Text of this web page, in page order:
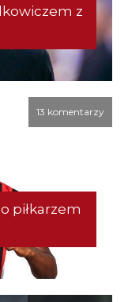
z
13 komentarzy
piłkarzem